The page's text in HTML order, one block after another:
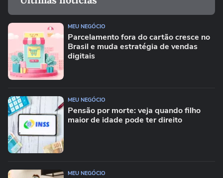
MEU NEGÓCIO
Parcelamento fora do cartão cresce no
Brasil e muda estratégia de vendas
digitais
MEU NEGÓCIO
Pensão por morte: veja quando filho
maior de idade pode ter direito
MEU NEGÓCIO